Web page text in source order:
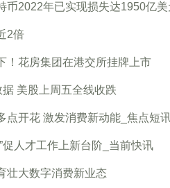
币2022年已实现损失达1950亿
2倍
！花房集团在港交所挂牌上市
美股上周五全线收跌
点开花 激发消费新动能_焦点短
促人才工作上新台阶_当前快讯
壮大数字消费新业态